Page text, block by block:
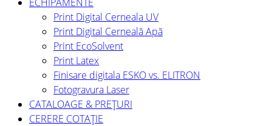
Print Digital Cerneala UV
Print Digital Cerneală Apă
Print EcoSolvent
Print Latex
Finisare digitala ESKO vs. ELITRON
Fotogravura Laser
CATALOAGE & PREȚURI
CERERE COTAȚIE